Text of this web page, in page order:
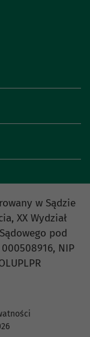
w Sądzie
XX Wydział
pod
NIP